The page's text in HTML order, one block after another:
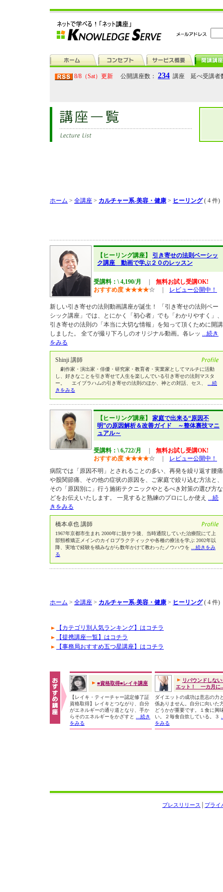
8/8（Sat）更新 公開講座数： 234 講座 延べ受講者
ホーム > 全講座 > カルチャー系-美容・健康 > ヒーリング ( 4 件)
【ヒーリング講座】 引き寄せの法則ベーシッ
ク講座 動画で学ぶ２０のレッスン
受講料：\ 4,190/月
無料お試し受講OK!
おすすめ度 ★★★★☆ レビュー公開中！
新しい引き寄せの法則動画講座が誕生！ 「引き寄せの法則ベー
シック講座」では、とにかく「初心者」でも「わかりやすく」、
引き寄せの法則の「本当に大切な情報」を知って頂くために開講
しました。 全てが撮り下ろしのオリジナル動画。各レッ ...続き
をみる
Shinji 講師
劇作家・演出家・俳優・研究家・教育者・実業家としてマルチに活動
し、好きなことを引き寄せて人生を楽しんでいる引き寄せの法則マスタ
ー。 エイブラハムの引き寄せの法則のほか、神との対話、セス、
...続
きをみる
【ヒーリング講座】 家庭で出来る“原因不
明”の原因解析＆改善ガイド ～整体裏技マニ
ュアル～
受講料：\ 6,722/月
無料お試し受講OK!
おすすめ度 ★★★★☆
レビュー公開中！
病院では「原因不明」とされることの多い、再発を繰り返す腰痛
や股関節痛、その他の症状の原因を、ご家庭で絞り込む方法と、
その「原因別に」行う施術テクニックやとるべき対策の選び方な
どをお伝えいたします。 一見すると熟練のプロにしか使え ...続
きをみる
橋本卓也 講師
1967年京都市生まれ 2000年に脱サラ後、当時通院していた治療院にて上
部頸椎矯正メインのカイロプラクティックや各種の療法を学ぶ 2002年以
降、実地で経験を積みながら数年かけて教わったノウハウを
...続きをみ
る
ホーム > 全講座 > カルチャー系-美容・健康 > ヒーリング ( 4 件)
【カテゴリ別人気ランキング】はコチラ
【提携講座一覧】はコチラ
【事務局おすすめ五つ星講座】はコチラ
■資格取得■レイキ講座
【レイキ・ティーチャー認定修了証
資格取得】レイキとつながり、自分
がエネルギーの通り道となり、手か
らそのエネルギーをかざすと
...続き
をみる
リバウンドしな
エット！ 一カ月に
ダイエットの成功は意志の力
係ありません。自分に向いた
どうかが重要です。１食に興
い。２毎食自炊している。３
をみる
プライ
プレスリリース